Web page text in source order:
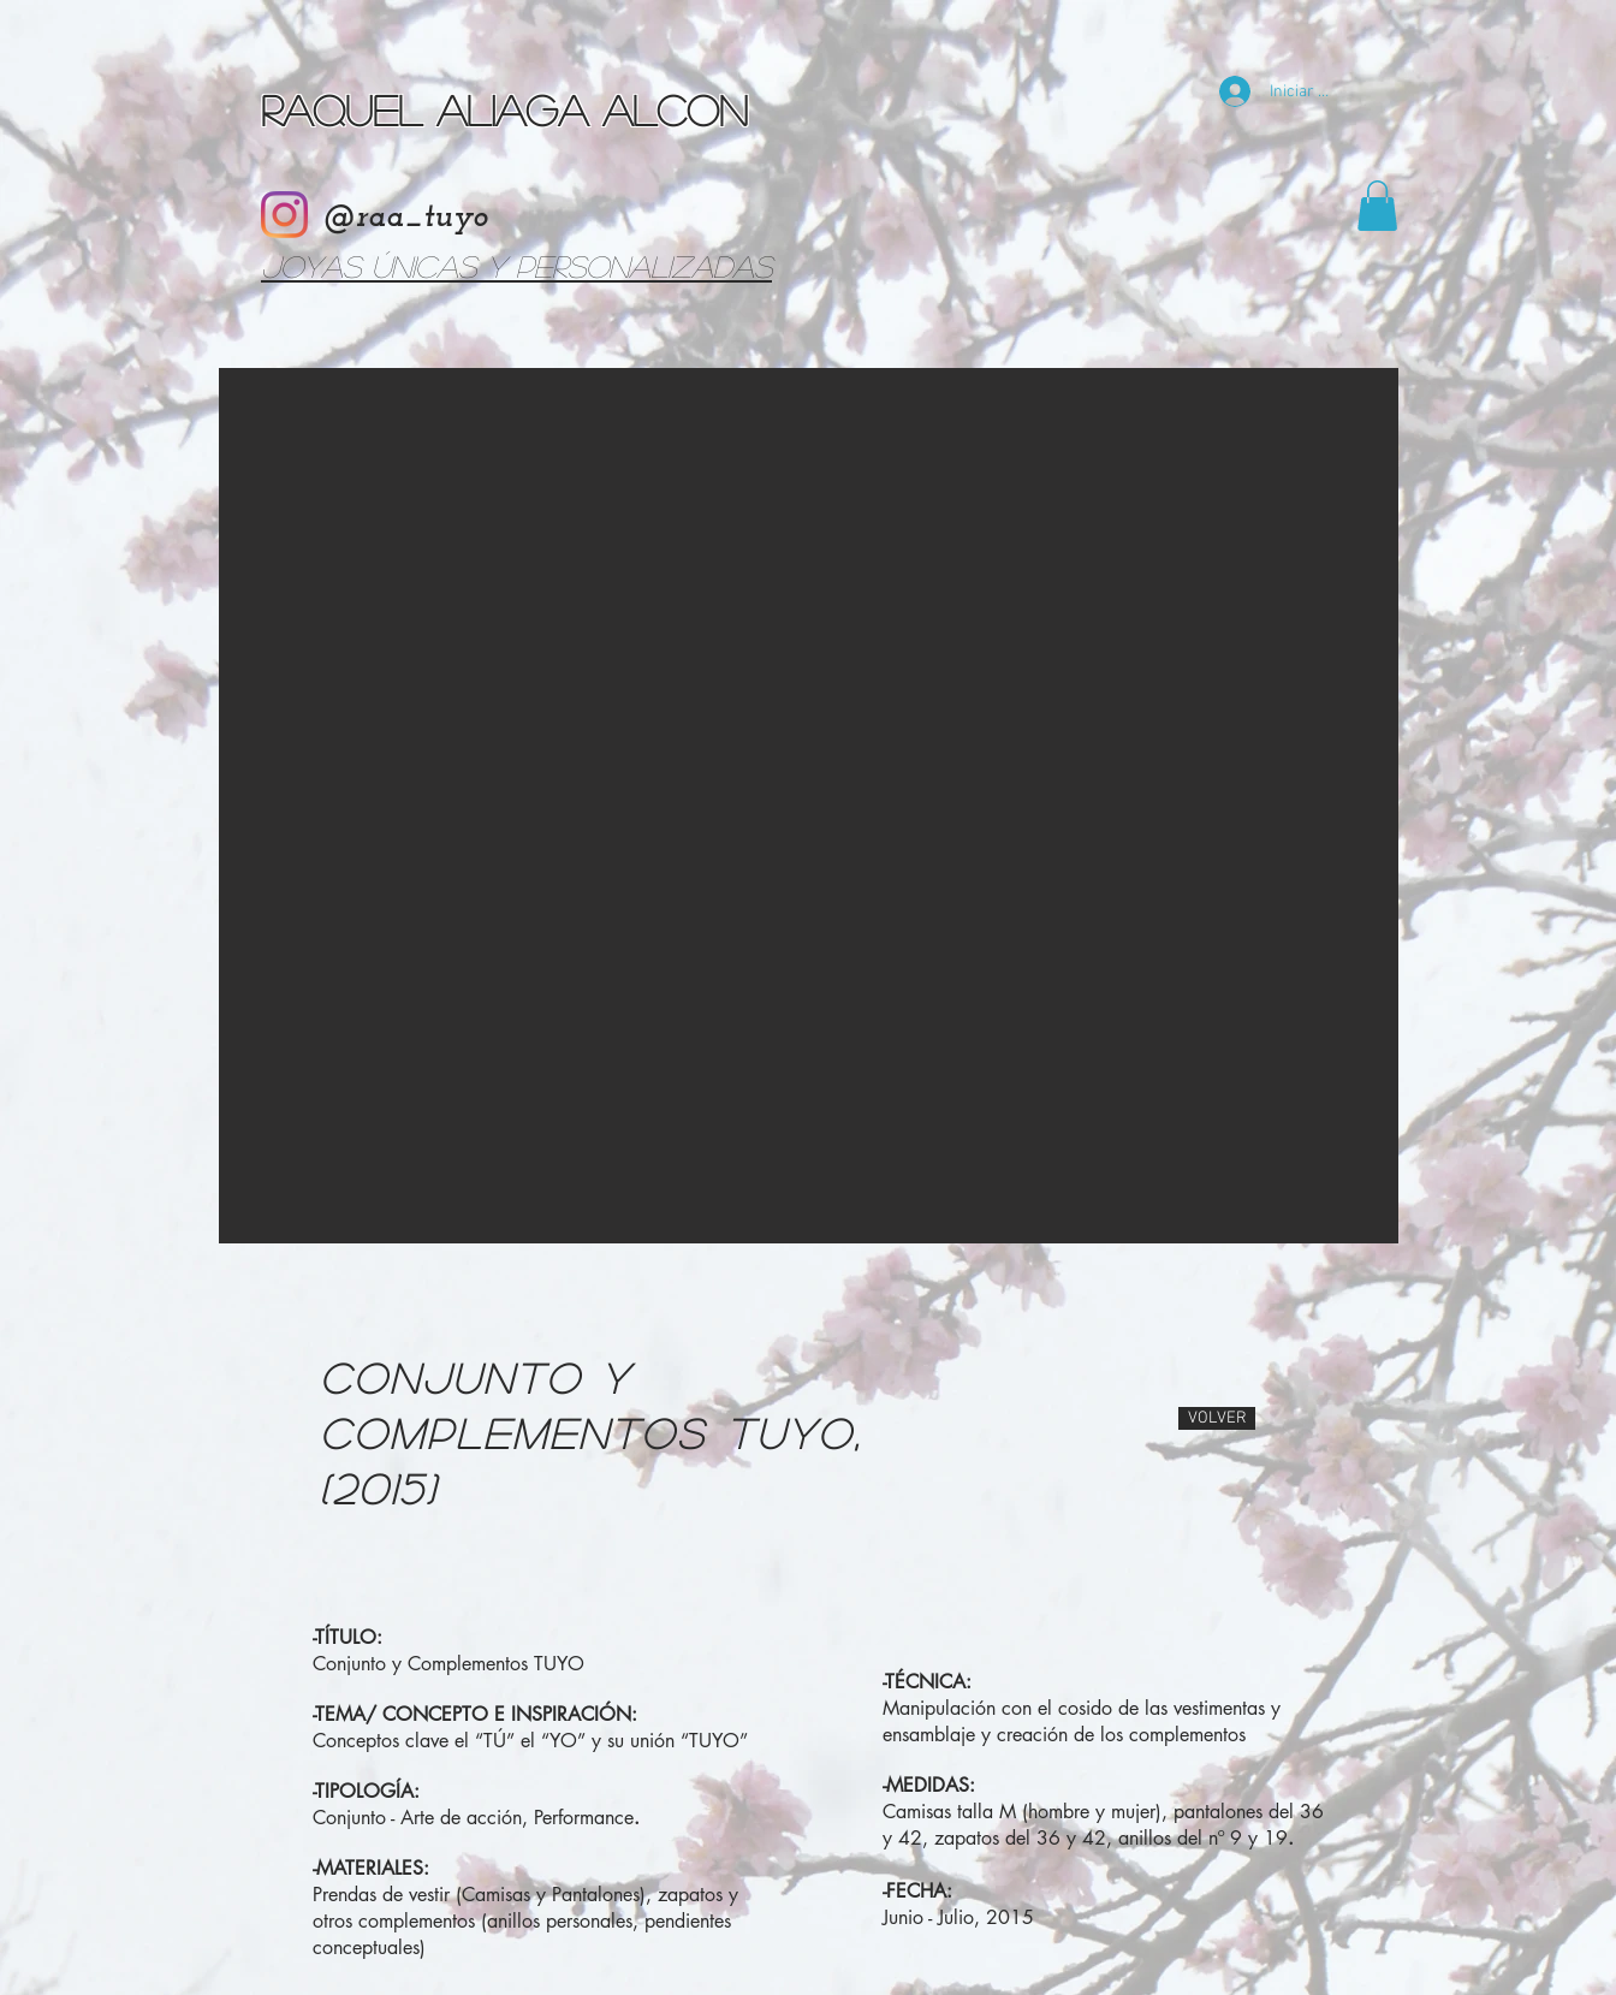
Raquel Aliaga Alcon
@raa_tuyo
Joyas únicas y personalizadas
Iniciar sesión
CONJUNTO Y
COMPLEMENTOS TUYO,
(2015)
VOLVER
-TÍTULO:
Conjunto y Complementos TUYO
-TEMA/ CONCEPTO E INSPIRACIÓN:
Conceptos clave el “TÚ” el “YO” y su unión “TUYO”
-TIPOLOGÍA:
Conjunto - Arte de acción, Performance.
-MATERIALES:
Prendas de vestir (Camisas y Pantalones), zapatos y
otros complementos (anillos personales, pendientes
conceptuales)
-TÉCNICA:
Manipulación con el cosido de las vestimentas y
ensamblaje y creación de los complementos
-MEDIDAS:
Camisas talla M (hombre y mujer), pantalones del 36
y 42, zapatos del 36 y 42, anillos del nº 9 y 19.
-FECHA:
Junio - Julio, 2015